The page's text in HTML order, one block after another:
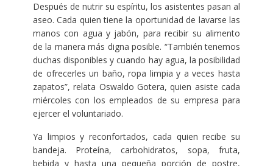
Después de nutrir su espíritu, los asistentes pasan al
aseo. Cada quien tiene la oportunidad de lavarse las
manos con agua y jabón, para recibir su alimento
de la manera más digna posible. “También tenemos
duchas disponibles y cuando hay agua, la posibilidad
de ofrecerles un baño, ropa limpia y a veces hasta
zapatos”, relata Oswaldo Gotera, quien asiste cada
miércoles con los empleados de su empresa para
ejercer el voluntariado.
Ya limpios y reconfortados, cada quien recibe su
bandeja. Proteína, carbohidratos, sopa, fruta,
bebida y hasta una pequeña porción de postre,